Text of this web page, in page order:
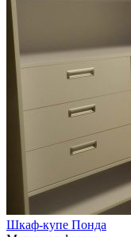
Шкаф-купе Понда